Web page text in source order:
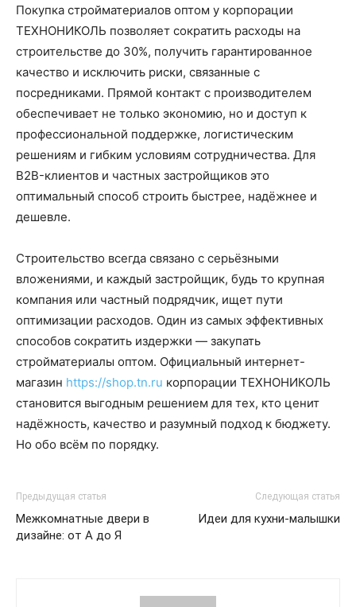
Покупка стройматериалов оптом у корпорации
ТЕХНОНИКОЛЬ позволяет сократить расходы на
строительстве до 30%, получить гарантированное
качество и исключить риски, связанные с
посредниками. Прямой контакт с производителем
обеспечивает не только экономию, но и доступ к
профессиональной поддержке, логистическим
решениям и гибким условиям сотрудничества. Для
B2B-клиентов и частных застройщиков это
оптимальный способ строить быстрее, надёжнее и
дешевле.
Строительство всегда связано с серьёзными
вложениями, и каждый застройщик, будь то крупная
компания или частный подрядчик, ищет пути
оптимизации расходов. Один из самых эффективных
способов сократить издержки — закупать
стройматериалы оптом. Официальный интернет-
магазин https://shop.tn.ru корпорации ТЕХНОНИКОЛЬ
становится выгодным решением для тех, кто ценит
надёжность, качество и разумный подход к бюджету.
Но обо всём по порядку.
Предыдущая статья
Межкомнатные двери в
дизайне: от А до Я
Следующая статья
Идеи для кухни-малышки